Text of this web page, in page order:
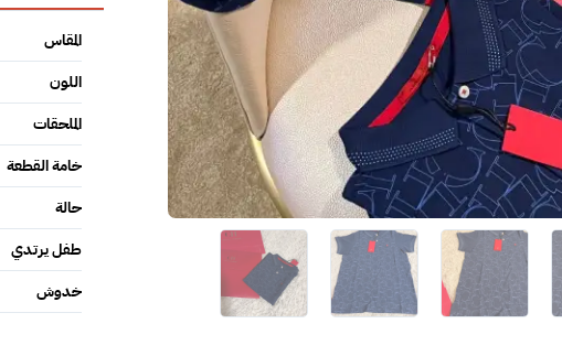
المقاس
اللون
الملحقات
خامة القطعة
حالة
طفل يرتدي
خدوش